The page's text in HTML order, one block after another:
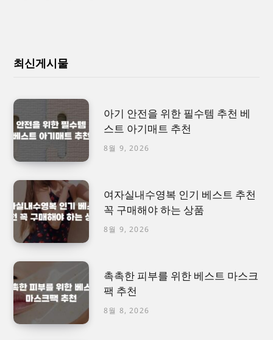
최신게시물
아기 안전을 위한 필수템 추천 베
스트 아기매트 추천
8월 9, 2026
여자실내수영복 인기 베스트 추천
꼭 구매해야 하는 상품
8월 9, 2026
촉촉한 피부를 위한 베스트 마스크
팩 추천
8월 8, 2026